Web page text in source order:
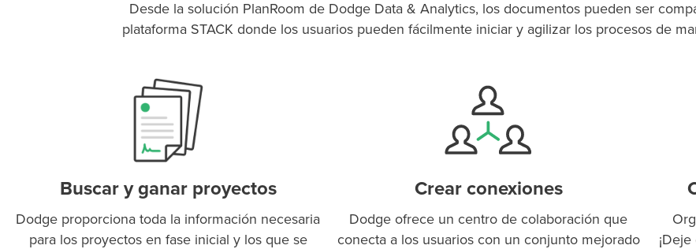
Desde la solución PlanRoom de Dodge Data & Analytics, los documentos pueden ser
plataforma STACK donde los usuarios pueden fácilmente iniciar y agilizar los procesos de
Buscar y ganar proyectos
Dodge proporciona toda la información necesaria
para los proyectos en fase inicial y los que se
Crear conexiones
Dodge ofrece un centro de colaboración que
conecta a los usuarios con un conjunto mejorado